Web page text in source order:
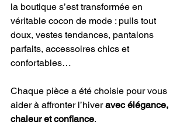
la boutique s’est transformée en
véritable cocon de mode : pulls tout
doux, vestes tendances, pantalons
parfaits, accessoires chics et
confortables…
Chaque pièce a été choisie pour vous
aider à affronter l’hiver avec élégance,
chaleur et confiance.